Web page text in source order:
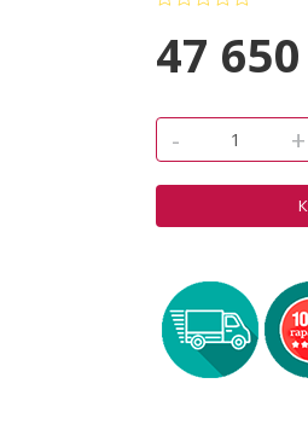
47 650
- +